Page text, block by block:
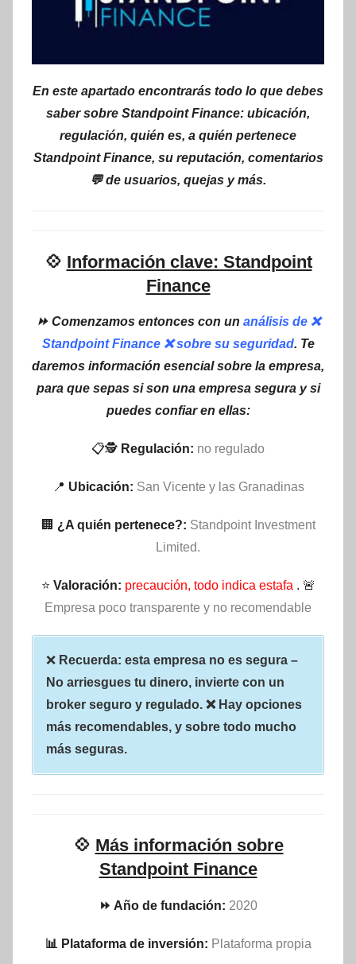
En este apartado encontrarás todo lo que debes
saber sobre Standpoint Finance: ubicación,
regulación, quién es, a quién pertenece
Standpoint Finance, su reputación, comentarios
💬 de usuarios, quejas y más.
💠 Información clave: Standpoint
Finance
⏩ Comenzamos entonces con un análisis de ❌
Standpoint Finance ❌ sobre su seguridad. Te
daremos información esencial sobre la empresa,
para que sepas si son una empresa segura y si
puedes confiar en ellas:
📋🕵 Regulación: no regulado
📍 Ubicación: San Vicente y las Granadinas
🏢 ¿A quién pertenece?: Standpoint Investment
Limited.
⭐ Valoración: precaución, todo indica estafa . 🚨
Empresa poco transparente y no recomendable
❌ Recuerda: esta empresa no es segura –
No arriesgues tu dinero, invierte con un
broker seguro y regulado. ❌ Hay opciones
más recomendables, y sobre todo mucho
más seguras.
💠 Más información sobre
Standpoint Finance
⏩ Año de fundación: 2020
📊 Plataforma de inversión: Plataforma propia